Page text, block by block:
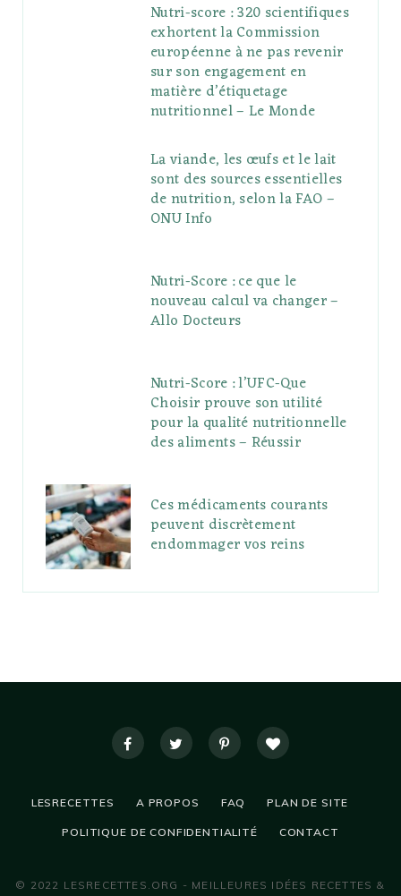
Nutri-score : 320 scientifiques
exhortent la Commission
européenne à ne pas revenir
sur son engagement en
matière d’étiquetage
nutritionnel – Le Monde
La viande, les œufs et le lait
sont des sources essentielles
de nutrition, selon la FAO –
ONU Info
Nutri-Score : ce que le
nouveau calcul va changer –
Allo Docteurs
Nutri-Score : l’UFC-Que
Choisir prouve son utilité
pour la qualité nutritionnelle
des aliments – Réussir
Ces médicaments courants
peuvent discrètement
endommager vos reins
LESRECETTES A PROPOS FAQ PLAN DE SITE
POLITIQUE DE CONFIDENTIALITÉ CONTACT
© 2022 LESRECETTES.ORG - MEILLEURES IDÉES RECETTES &